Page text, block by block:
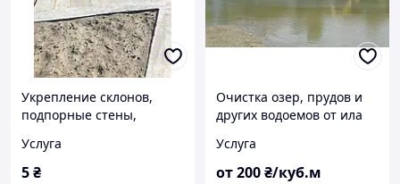
Укрепление склонов,
подпорные стены,
и пирсов
Услуга
5₴
Очистка озер, прудов и
других водоемов от ила
Услуга
от200₴/куб.м